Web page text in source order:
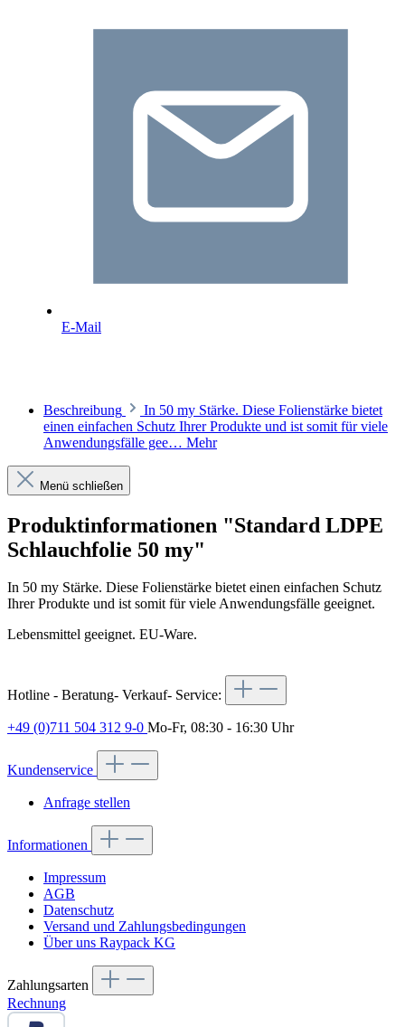
E-Mail
Beschreibung
In 50 my Stärke. Diese Folienstärke bietet
einen einfachen Schutz Ihrer Produkte und ist somit für viele
Anwendungsfälle gee… Mehr
Menü schließen
Produktinformationen "Standard LDPE
Schlauchfolie 50 my"
In 50 my Stärke. Diese Folienstärke bietet einen einfachen Schutz
Ihrer Produkte und ist somit für viele Anwendungsfälle geeignet.
Lebensmittel geeignet. EU-Ware.
Hotline - Beratung- Verkauf- Service:
+49 (0)711 504 312 9-0 Mo-Fr, 08:30 - 16:30 Uhr
Kundenservice
Anfrage stellen
Informationen
Impressum
AGB
Datenschutz
Versand und Zahlungsbedingungen
Über uns Raypack KG
Zahlungsarten
Rechnung